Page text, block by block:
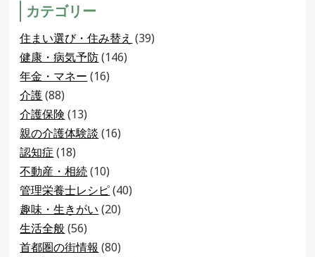
カテゴリー
住まい選び・住み替え (39)
健康・病気予防(146)
年金・マネー (16)
介護(88)
介護保険 (13)
親の介護体験談 (16)
認知症 (18)
不動産・相続(10)
管理栄養士レシピ(40)
趣味・生きがい (20)
生活全般(56)
首都圏の街情報 (80)